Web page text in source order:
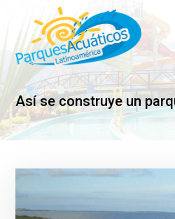
Así se construye un